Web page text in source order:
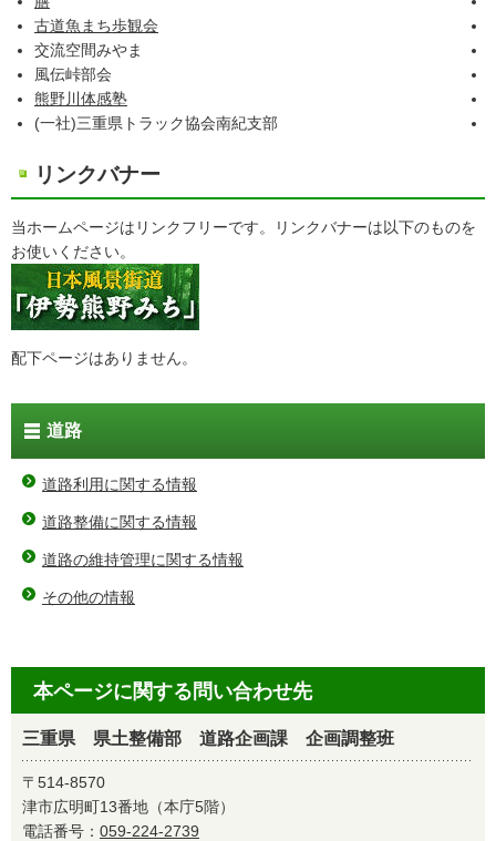
古道魚まち歩観会
交流空間みやま
風伝峠部会
熊野川体感塾
(一社)三重県トラック協会南紀支部
リンクバナー
当ホームページはリンクフリーです。リンクバナーは以下のものを
お使いください。
配下ページはありません。
道路
道路利用に関する情報
道路整備に関する情報
道路の維持管理に関する情報
その他の情報
本ページに関する問い合わせ先
三重県 県土整備部 道路企画課 企画調整班
〒514-8570
津市広明町13番地（本庁5階）
電話番号： 059-224-2739